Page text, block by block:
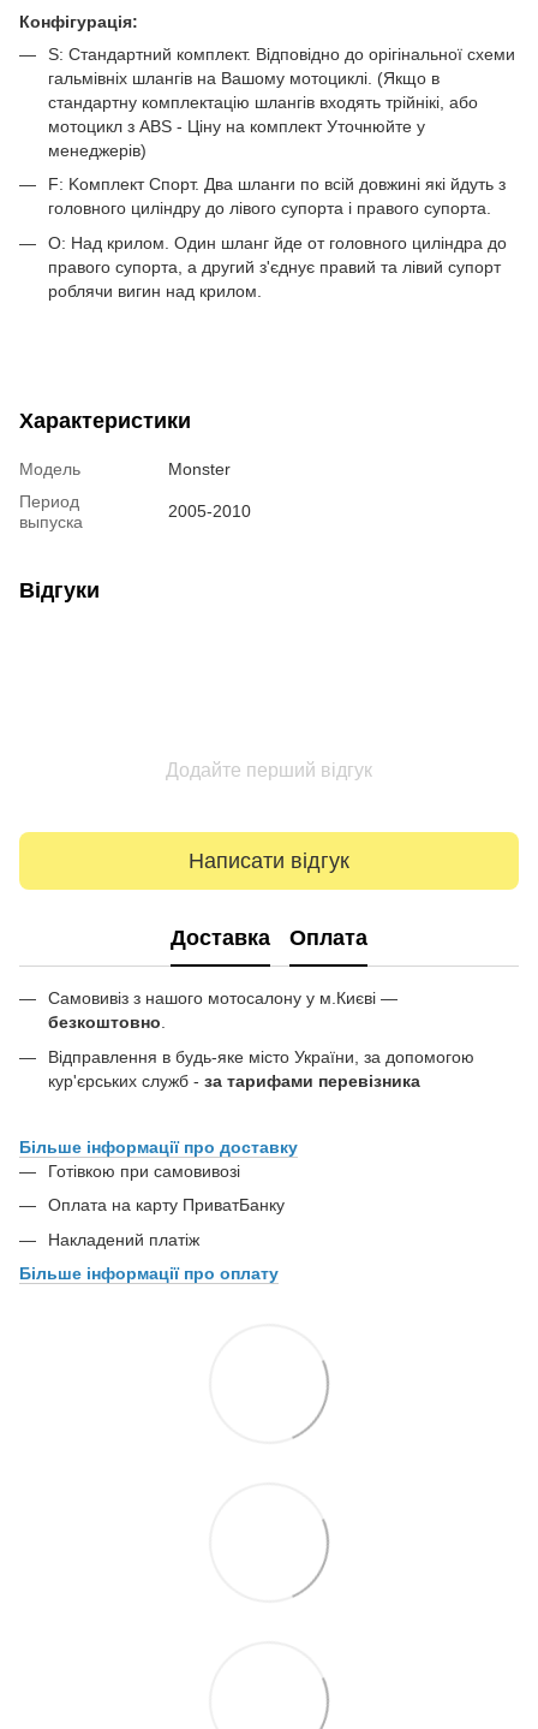
Конфігурація:
S: Стандартний комплект. Відповідно до орігінальної схеми
гальмівніх шлангів на Вашому мотоциклі. (Якщо в
стандартну комплектацію шлангів входять трійнікі, або
мотоцикл з ABS - Ціну на комплект Уточнюйте у
менеджерів)
F: Kомплект Спорт. Два шланги по всій довжині які йдуть з
головного циліндру до лівого супорта і правого супорта.
O: Над крилом. Один шланг йде от головного циліндра до
правого супорта, а другий з'єднує правий та лівий супорт
роблячи вигин над крилом.
Характеристики
Модель
Monster
Период
выпуска
2005-2010
Відгуки
Додайте перший відгук
Написати відгук
Доставка Оплата
Самовивіз з нашого мотосалону у м.Києві —
безкоштовно
Відправлення в будь-яке місто України, за допомогою
кур'єрських служб - за тарифами перевізника
Більше інформації про доставку
Готівкою при самовивозі
Оплата на карту ПриватБанку
Накладений платіж
Більше інформації про оплату